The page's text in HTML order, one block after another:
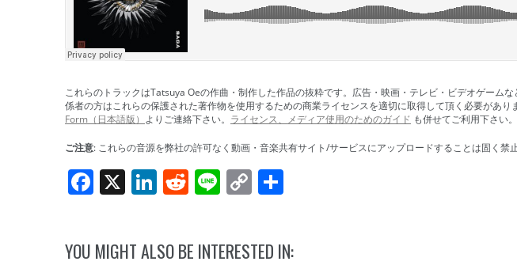
これらのトラックはTatsuya Oeの作曲・制作した作品の抜粋です。広告・映画・テレビ・ビデオゲーム
係者の方はこれらの保護された著作物を使用するための商業ライセンスを適切に取得して頂く必要があり
Form（日本語版） よりご連絡下さい。 ライセンス、メディア使用のためのガイド も併せてご利用下さい。
ご注意: これらの音源を弊社の許可なく動画・音楽共有サイト/サービスにアップロードすることは固く禁
Facebook
X LinkedIn
Reddit
LineCopy
YOU MIGHT ALSO BE INTERESTED IN: